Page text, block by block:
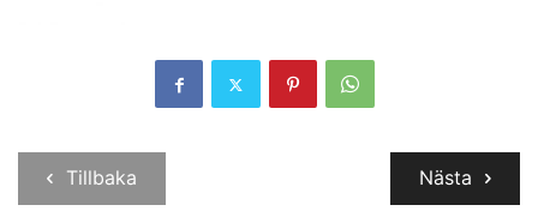
Tillbaka Nästa